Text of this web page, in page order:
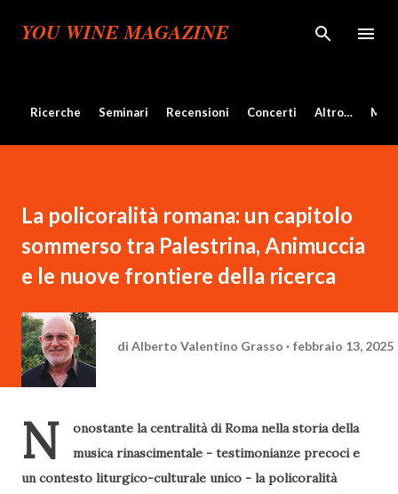
Passa ai contenuti principali
YOU WINE MAGAZINE
Ricerche Seminari Recensioni Concerti Altro…
La policoralità romana: un capitolo
sommerso tra Palestrina, Animuccia
e le nuove frontiere della ricerca
di Alberto Valentino Grasso febbraio 13, 2025
N
onostante la centralità di Roma nella storia della
musica rinascimentale - testimonianze precoci e
un contesto liturgico-culturale unico - la policoralità